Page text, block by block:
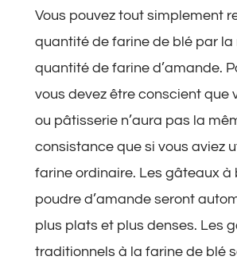
Vous pouvez tout simplement
quantité de farine de blé par la
quantité de farine d’amande.
vous devez être conscient que
ou pâtisserie n’aura pas la
consistance que si vous aviez
farine ordinaire. Les gâteaux à
poudre d’amande seront
plus plats et plus denses. Les
traditionnels à la farine de blé